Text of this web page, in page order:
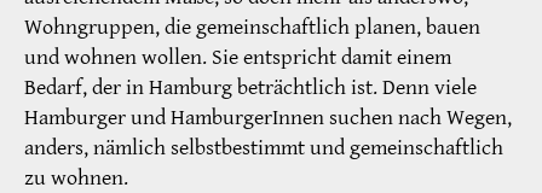
Wohngruppen, die gemeinschaftlich planen, bauen
und wohnen wollen. Sie entspricht damit einem
Bedarf, der in Hamburg beträchtlich ist. Denn viele
Hamburger und HamburgerInnen suchen nach Wegen,
anders, nämlich selbstbestimmt und gemeinschaftlich
zu wohnen.